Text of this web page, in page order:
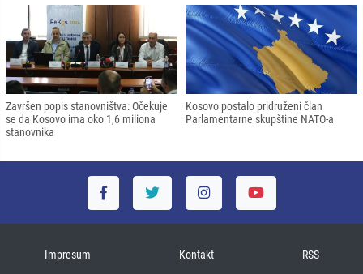
Završen popis stanovništva: Očekuje
se da Kosovo ima oko 1,6 miliona
stanovnika
Kosovo postalo pridruženi član
Parlamentarne skupštine NATO-a
Impresum Kontakt RSS